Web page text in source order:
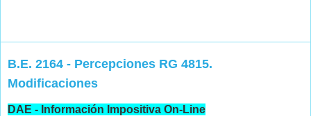
B.E. 2164 - Percepciones RG 4815.
Modificaciones
DAE - Información Impositiva On-Line